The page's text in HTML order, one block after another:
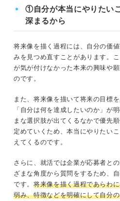
①自分が本当にやりたい
深まるから
将来像を描く過程には、自分の価
みを見つめ直すことがあります。
が気が付けなかった本来の興味や
のです。
また、将来像を描いて将来の目標
「自分は何を達成したいのか」が
まな選択肢が出てくるなかで優先
定めていくため、本当にやりたい
えてくるのです。
さらに、就活では企業が応募者と
ざまな角度から質問をするため、
です。 将来像を描く過程であらわ
弱み、特徴などを明確にして自分